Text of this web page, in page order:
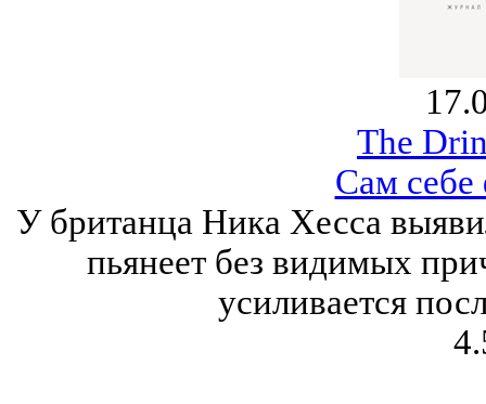
The
Сам себе
У британца Ника Хесса
пьянеет без видимых
усиливается